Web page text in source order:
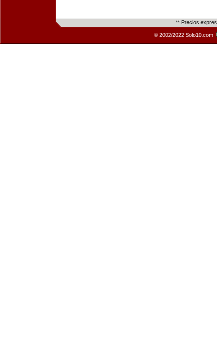
** Precios
© 2002/2022 Solo10.com